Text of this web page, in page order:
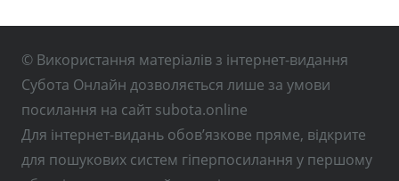
© Використання матеріалів з інтернет-видання
Субота Онлайн дозволяється лише за умови
посилання на сайт subota.online
Для інтернет-видань обов’язкове пряме, відкрите
для пошукових систем гіперпосилання у першому